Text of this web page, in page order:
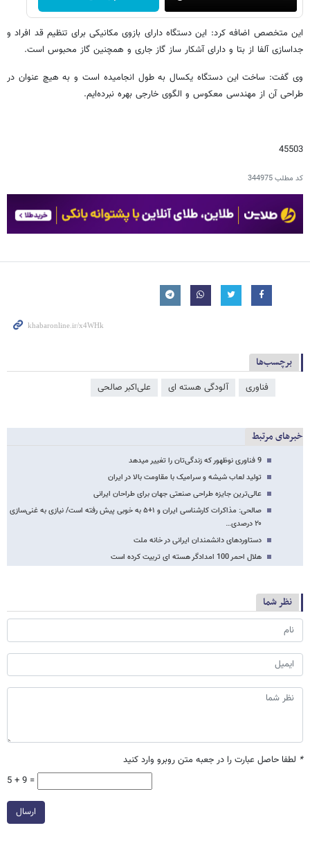
این متخصص اضافه کرد: این دستگاه دارای بازوی مکانیکی برای تنظیم قد افراد و
جداسازی آلفا از بتا و دارای آشکار ساز گاز جاری و همچنین گاز محبوس است.
وی گفت: ساخت این دستگاه یکسال به طول انجامیده است و به هیچ عنوان در
طراحی آن از مهندسی معکوس و الگوی خارجی بهره نبرده‌ایم.
45503
کد مطلب344975
برچسب‌ها
فناوری آلودگی هسته ای علی‌اکبر صالحی
خبرهای مرتبط
9 فناوری نوظهور که زندگی‌تان را تغییر می‏‎دهد
تولید لعاب شیشه و سرامیک با مقاومت بالا در ایران
عالی‌ترین جایزه طراحی صنعتی جهان برای طراحان ایرانی
صالحی: مذاکرات کارشناسی ایران و ۱+۵ به خوبی پیش رفته است/ نیازی به غنی‌سازی
۲۰ درصدی…
دستاوردهای دانشمندان ایرانی در خانه ملت
هلال احمر 100 امدادگر هسته ای تربیت کرده است
نظر شما
* لطفا حاصل عبارت را در جعبه متن روبرو وارد کنید
5 + 9 =
ارسال